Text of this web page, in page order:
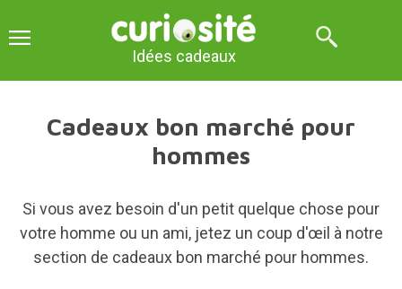
Idées cadeaux
Cadeaux bon marché pour
hommes
Si vous avez besoin d'un petit quelque chose pour
votre homme ou un ami, jetez un coup d'œil à notre
section de cadeaux bon marché pour hommes.